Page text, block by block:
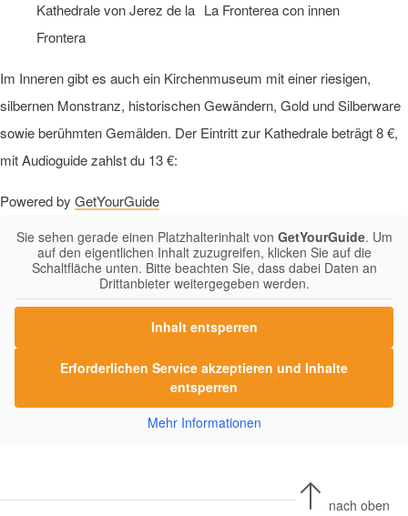
Im Inneren gibt es auch ein Kirchenmuseum mit einer riesigen,
silbernen Monstranz, historischen Gewändern, Gold und Silberware
sowie berühmten Gemälden. Der Eintritt zur Kathedrale beträgt 8 €,
mit Audioguide zahlst du 13 €:
Powered by GetYourGuide
Sie sehen gerade einen Platzhalterinhalt von GetYourGuide. Um
auf den eigentlichen Inhalt zuzugreifen, klicken Sie auf die
Schaltfläche unten. Bitte beachten Sie, dass dabei Daten an
Drittanbieter weitergegeben werden.
Inhalt entsperren
Erforderlichen Service akzeptieren und Inhalte
entsperren
Mehr Informationen
nach oben